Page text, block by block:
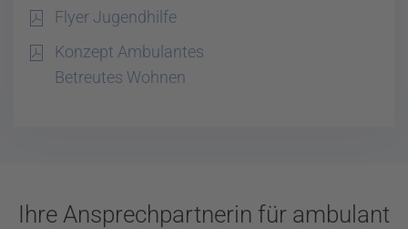
Flyer Jugendhilfe
Konzept Ambulantes
Betreutes Wohnen
Ihre Ansprechpartnerin für ambulant